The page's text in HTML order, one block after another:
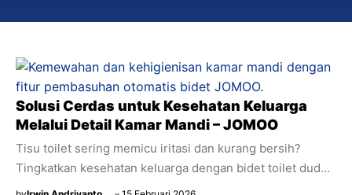
Solusi Cerdas untuk Kesehatan Keluarga
Melalui Detail Kamar Mandi – JOMOO
Tisu toilet sering memicu iritasi dan kurang bersih?
Tingkatkan kesehatan keluarga dengan bidet toilet duduk
elektrik otomatis dari JOMOO. Lebih lembut, bersih, dan